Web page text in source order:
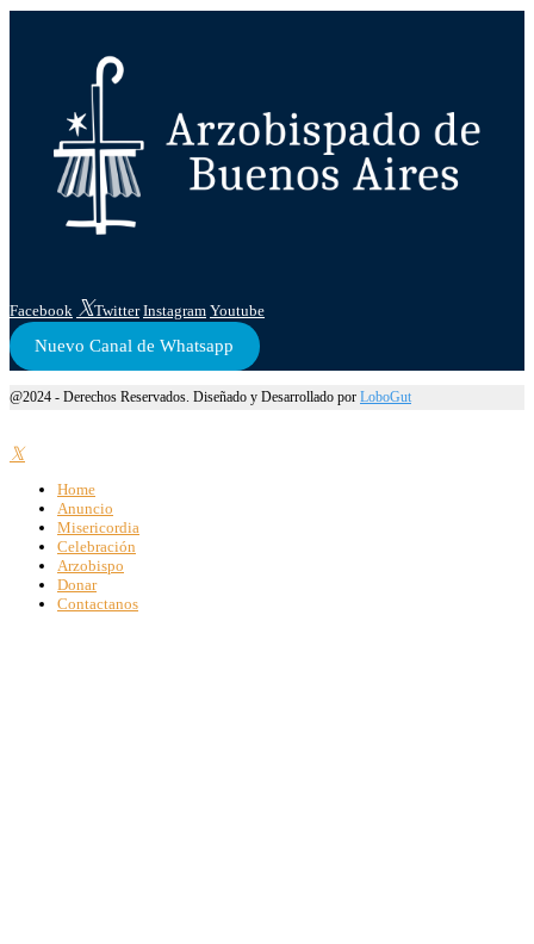
Facebook Twitter Instagram Youtube
Nuevo Canal de Whatsapp
@2024 - Derechos Reservados. Diseñado y Desarrollado por LoboGut
Home
Anuncio
Misericordia
Celebración
Arzobispo
Donar
Contactanos